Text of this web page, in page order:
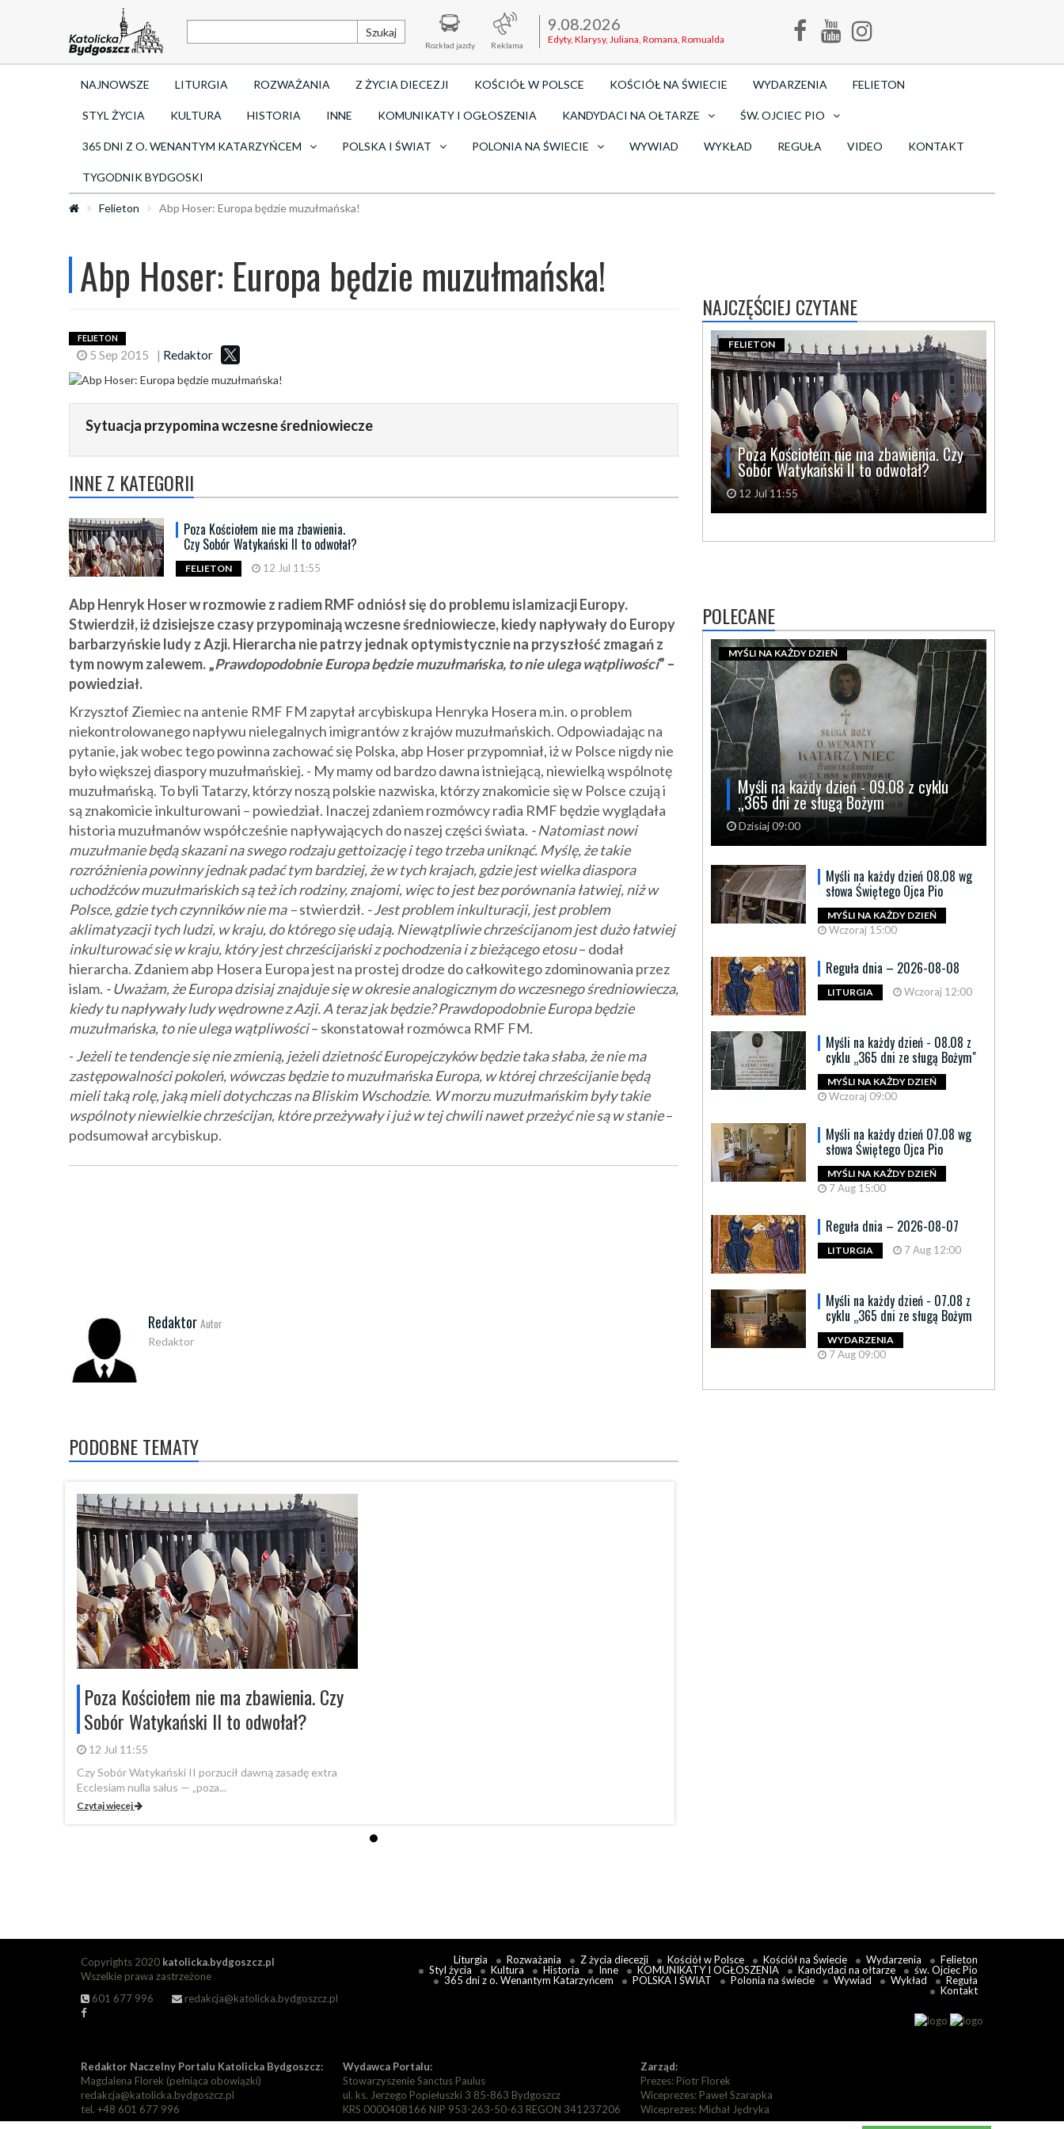
Szukaj
Rozkład jazdy Reklama
9.08.2026
Edyty, Klarysy, Juliana, Romana, Romualda
NAJNOWSZE LITURGIA ROZWAŻANIA Z ŻYCIA DIECEZJI KOŚCIÓŁ W POLSCE KOŚCIÓŁ NA ŚWIECIE WYDARZENIA FELIETON
STYL ŻYCIA KULTURA HISTORIA INNE KOMUNIKATY I OGŁOSZENIA KANDYDACI NA OŁTARZE ŚW. OJCIEC PIO
365 DNI Z O. WENANTYM KATARZYŃCEM POLSKA I ŚWIAT POLONIA NA ŚWIECIE WYWIAD WYKŁAD REGUŁA VIDEO KONTAKT
TYGODNIK BYDGOSKI
Felieton Abp Hoser: Europa będzie muzułmańska!
Abp Hoser: Europa będzie muzułmańska!
FELIETON
5 Sep 2015 | Redaktor
Sytuacja przypomina wczesne średniowiecze
INNE Z KATEGORII
Poza Kościołem nie ma zbawienia.
Czy Sobór Watykański II to odwołał?
FELIETON 12 Jul 11:55
Abp Henryk Hoser w rozmowie z radiem RMF odniósł się do problemu islamizacji Europy.
Stwierdził, iż dzisiejsze czasy przypominają wczesne średniowiecze, kiedy napływały do Europy
barbarzyńskie ludy z Azji. Hierarcha nie patrzy jednak optymistycznie na przyszłość zmagań z
tym nowym zalewem. „Prawdopodobnie Europa będzie muzułmańska, to nie ulega wątpliwości” –
powiedział.
Krzysztof Ziemiec na antenie RMF FM zapytał arcybiskupa Henryka Hosera m.in. o problem
niekontrolowanego napływu nielegalnych imigrantów z krajów muzułmańskich. Odpowiadając na
pytanie, jak wobec tego powinna zachować się Polska, abp Hoser przypomniał, iż w Polsce nigdy nie
było większej diaspory muzułmańskiej. - My mamy od bardzo dawna istniejącą, niewielką wspólnotę
muzułmańską. To byli Tatarzy, którzy noszą polskie nazwiska, którzy znakomicie się w Polsce czują i
są znakomicie inkulturowani – powiedział. Inaczej zdaniem rozmówcy radia RMF będzie wyglądała
historia muzułmanów współcześnie napływających do naszej części świata. - Natomiast nowi
muzułmanie będą skazani na swego rodzaju gettoizację i tego trzeba uniknąć. Myślę, że takie
rozróżnienia powinny jednak padać tym bardziej, że w tych krajach, gdzie jest wielka diaspora
uchodźców muzułmańskich są też ich rodziny, znajomi, więc to jest bez porównania łatwiej, niż w
Polsce, gdzie tych czynników nie ma –stwierdził. - Jest problem inkulturacji, jest problem
aklimatyzacji tych ludzi, w kraju, do którego się udają. Niewątpliwie chrześcijanom jest dużo łatwiej
inkulturować się w kraju, który jest chrześcijański z pochodzenia i z bieżącego etosu– dodał
hierarcha. Zdaniem abp Hosera Europa jest na prostej drodze do całkowitego zdominowania przez
islam. - Uważam, że Europa dzisiaj znajduje się w okresie analogicznym do wczesnego średniowiecza,
kiedy tu napływały ludy wędrowne z Azji. A teraz jak będzie? Prawdopodobnie Europa będzie
muzułmańska, to nie ulega wątpliwości– skonstatował rozmówca RMF FM.
- Jeżeli te tendencje się nie zmienią, jeżeli dzietność Europejczyków będzie taka słaba, że nie ma
zastępowalności pokoleń, wówczas będzie to muzułmańska Europa, w której chrześcijanie będą
mieli taką rolę, jaką mieli dotychczas na Bliskim Wschodzie. W morzu muzułmańskim były takie
wspólnoty niewielkie chrześcijan, które przeżywały i już w tej chwili nawet przeżyć nie są w stanie–
podsumował arcybiskup.
Redaktor Autor
Redaktor
PODOBNE TEMATY
Poza Kościołem nie ma zbawienia. Czy
Sobór Watykański II to odwołał?
12 Jul 11:55
Czy Sobór Watykański II porzucił dawną zasadę extra
Ecclesiam nulla salus — „poza...
Czytaj więcej
NAJCZĘŚCIEJ CZYTANE
Poza Kościołem nie ma zbawienia. Czy
Sobór Watykański II to odwołał?
12 Jul 11:55
FELIETON
POLECANE
Myśli na każdy dzień - 09.08 z cyklu
„365 dni ze sługą Bożym
Dzisiaj 09:00
MYŚLI NA KAŻDY DZIEŃ
Myśli na każdy dzień 08.08 wg
słowa Świętego Ojca Pio
MYŚLI NA KAŻDY DZIEŃ
Wczoraj 15:00
Reguła dnia – 2026-08-08
LITURGIA Wczoraj 12:00
Myśli na każdy dzień - 08.08 z
cyklu „365 dni ze sługą Bożym"
MYŚLI NA KAŻDY DZIEŃ
Wczoraj 09:00
Myśli na każdy dzień 07.08 wg
słowa Świętego Ojca Pio
MYŚLI NA KAŻDY DZIEŃ
7 Aug 15:00
Reguła dnia – 2026-08-07
LITURGIA 7 Aug 12:00
Myśli na każdy dzień - 07.08 z
cyklu „365 dni ze sługą Bożym
WYDARZENIA
7 Aug 09:00
Copyrights 2020 katolicka.bydgoszcz.pl
Wszelkie prawa zastrzeżone
601 677 996
redakcja@katolicka.bydgoszcz.pl
Liturgia Rozważania Z życia diecezji Kościół w Polsce Kościół na Świecie Wydarzenia
Felieton
Styl życia
Kultura Historia Inne KOMUNIKATY I OGŁOSZENIA Kandydaci na ołtarze
św. Ojciec Pio
365 dni z o. Wenantym Katarzyńcem
POLSKA I ŚWIAT Polonia na świecie Wywiad Wykład
Reguła
Kontakt
Redaktor Naczelny Portalu Katolicka Bydgoszcz:
Magdalena Florek (pełniąca obowiązki)
redakcja@katolicka.bydgoszcz.pl
tel. +48 601 677 996
Wydawca Portalu:
Stowarzyszenie Sanctus Paulus
ul. ks. Jerzego Popiełuszki 3 85-863 Bydgoszcz
KRS 0000408166 NIP 953-263-50-63 REGON 341237206
Zarząd:
Prezes: Piotr Florek
Wiceprezes: Paweł Szarapka
Wiceprezes: Michał Jędryka